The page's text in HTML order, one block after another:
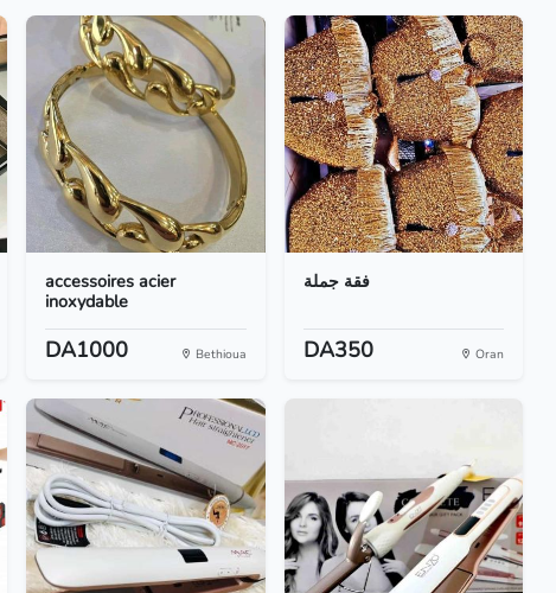
accessoires acier
inoxydable
DA1000 Bethioua
فقة جملة
DA350 Oran